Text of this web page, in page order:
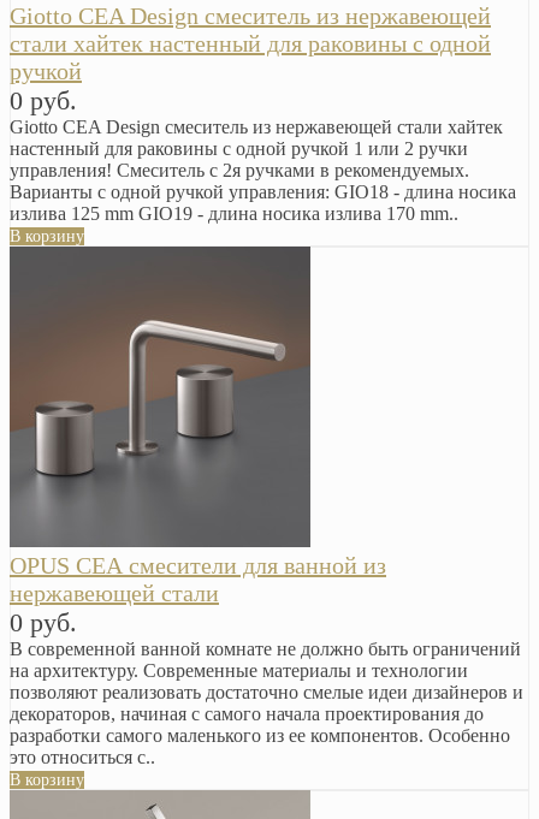
Giotto CEA Design смеситель из нержавеющей
стали хайтек настенный для раковины с одной
ручкой
0 руб.
Giotto CEA Design смеситель из нержавеющей стали хайтек
настенный для раковины с одной ручкой 1 или 2 ручки
управления! Смеситель с 2я ручками в рекомендуемых.
Варианты с одной ручкой управления: GIO18 - длина носика
излива 125 mm GIO19 - длина носика излива 170 mm..
В корзину
OPUS СЕА смесители для ванной из
нержавеющей стали
0 руб.
В современной ванной комнате не должно быть ограничений
на архитектуру. Современные материалы и технологии
позволяют реализовать достаточно смелые идеи дизайнеров и
декораторов, начиная с самого начала проектирования до
разработки самого маленького из ее компонентов. Особенно
это относиться с..
В корзину